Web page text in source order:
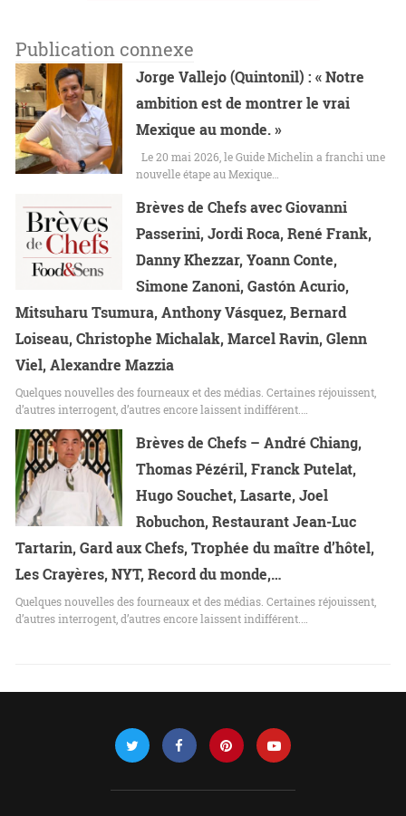
Publication connexe
Jorge Vallejo (Quintonil) : « Notre
ambition est de montrer le vrai
Mexique au monde. »
Le 20 mai 2026, le Guide Michelin a franchi une
nouvelle étape au Mexique…
Brèves de Chefs avec Giovanni
Passerini, Jordi Roca, René Frank,
Danny Khezzar, Yoann Conte,
Simone Zanoni, Gastón Acurio,
Mitsuharu Tsumura, Anthony Vásquez, Bernard
Loiseau, Christophe Michalak, Marcel Ravin, Glenn
Viel, Alexandre Mazzia
Quelques nouvelles des fourneaux et des médias. Certaines réjouissent,
d’autres interrogent, d’autres encore laissent indifférent.…
Brèves de Chefs – André Chiang,
Thomas Pézéril, Franck Putelat,
Hugo Souchet, Lasarte, Joel
Robuchon, Restaurant Jean-Luc
Tartarin, Gard aux Chefs, Trophée du maître d’hôtel,
Les Crayères, NYT, Record du monde,…
Quelques nouvelles des fourneaux et des médias. Certaines réjouissent,
d’autres interrogent, d’autres encore laissent indifférent.…